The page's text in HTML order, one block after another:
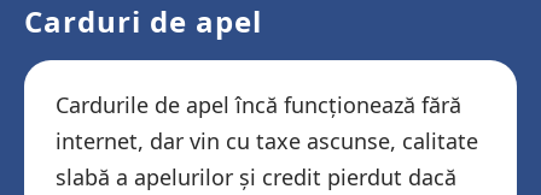
Carduri de apel
Cardurile de apel încă funcționează fără
internet, dar vin cu taxe ascunse, calitate
slabă a apelurilor și credit pierdut dacă